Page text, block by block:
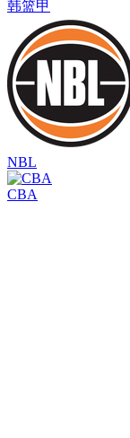
韩篮甲
NBL
CBA